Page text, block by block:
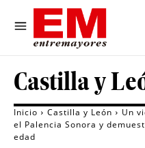
Castilla y
Inicio Castilla y León
Un
el Palencia Sonora y
edad